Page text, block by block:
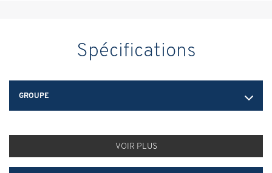
Spécifications
GROUPE
VOIR PLUS